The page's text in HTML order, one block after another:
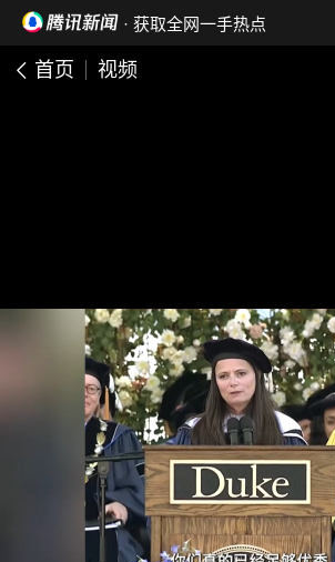
· 获取全网一手热点
首页 视频